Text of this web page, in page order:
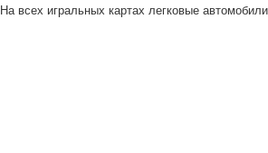
На всех игральных картах легковые